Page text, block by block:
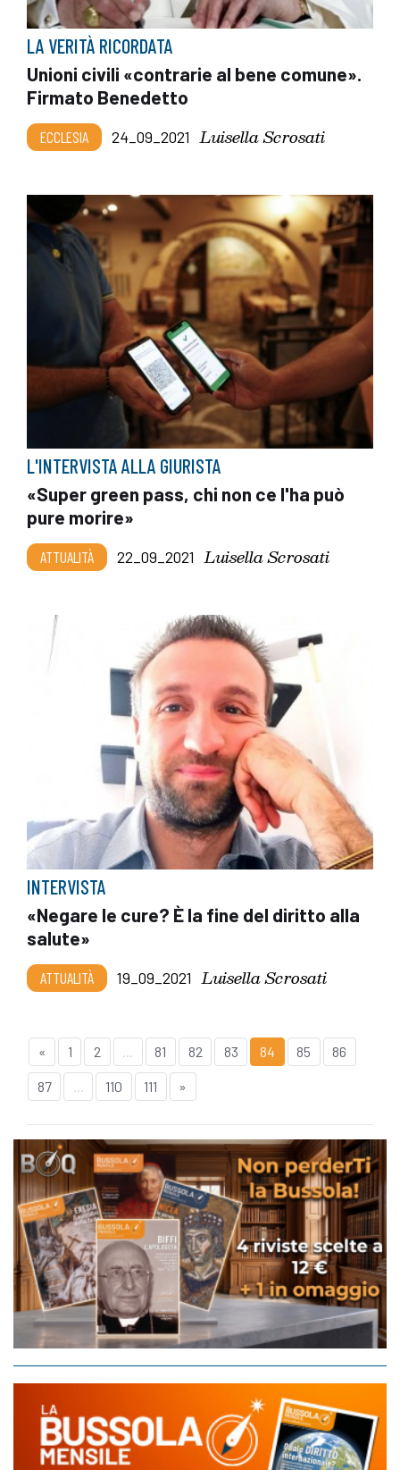
LA VERITÀ RICORDATA
Unioni civili «contrarie al bene comune».
Firmato Benedetto
ECCLESIA 24_09_2021 Luisella Scrosati
L'INTERVISTA ALLA GIURISTA
«Super green pass, chi non ce l'ha può
pure morire»
ATTUALITÀ 22_09_2021 Luisella Scrosati
INTERVISTA
«Negare le cure? È la fine del diritto alla
salute»
ATTUALITÀ 19_09_2021 Luisella Scrosati
« 1 2 ... 81 82 83 84 85 86
87 ... 110 111 »